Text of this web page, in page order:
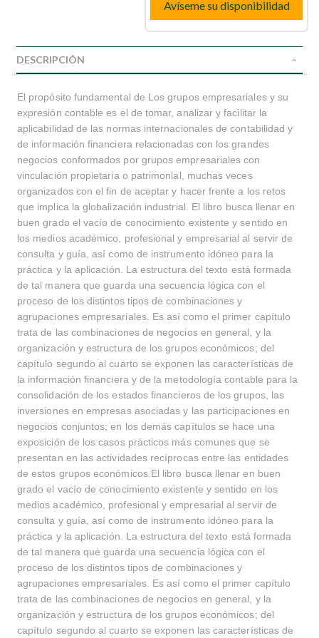
Avíseme su disponibilidad
DESCRIPCIÓN
El propósito fundamental de Los grupos empresariales y su
expresión contable es el de tomar, analizar y facilitar la
aplicabilidad de las normas internacionales de contabilidad y
de información financiera relacionadas con los grandes
negocios conformados por grupos empresariales con
vinculación propietaria o patrimonial, muchas veces
organizados con el fin de aceptar y hacer frente a los retos
que implica la globalización industrial. El libro busca llenar en
buen grado el vacío de conocimiento existente y sentido en
los medios académico, profesional y empresarial al servir de
consulta y guía, así como de instrumento idóneo para la
práctica y la aplicación. La estructura del texto está formada
de tal manera que guarda una secuencia lógica con el
proceso de los distintos tipos de combinaciones y
agrupaciones empresariales. Es así como el primer capítulo
trata de las combinaciones de negocios en general, y la
organización y estructura de los grupos económicos; del
capítulo segundo al cuarto se exponen las características de
la información financiera y de la metodología contable para la
consolidación de los estados financieros de los grupos, las
inversiones en empresas asociadas y las participaciones en
negocios conjuntos; en los demás capítulos se hace una
exposición de los casos prácticos más comunes que se
presentan en las actividades recíprocas entre las entidades
de estos grupos económicos.El libro busca llenar en buen
grado el vacío de conocimiento existente y sentido en los
medios académico, profesional y empresarial al servir de
consulta y guía, así como de instrumento idóneo para la
práctica y la aplicación. La estructura del texto está formada
de tal manera que guarda una secuencia lógica con el
proceso de los distintos tipos de combinaciones y
agrupaciones empresariales. Es así como el primer capítulo
trata de las combinaciones de negocios en general, y la
organización y estructura de los grupos económicos; del
capítulo segundo al cuarto se exponen las características de